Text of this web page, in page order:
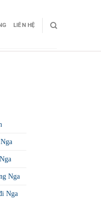
LIÊN HỆ
Nga
Nga